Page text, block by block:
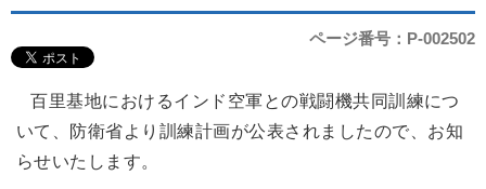
ページ番号：P-002502
百里基地におけるインド空軍との戦闘機共同訓練につ
いて、防衛省より訓練計画が公表されましたので、お知
らせいたします。